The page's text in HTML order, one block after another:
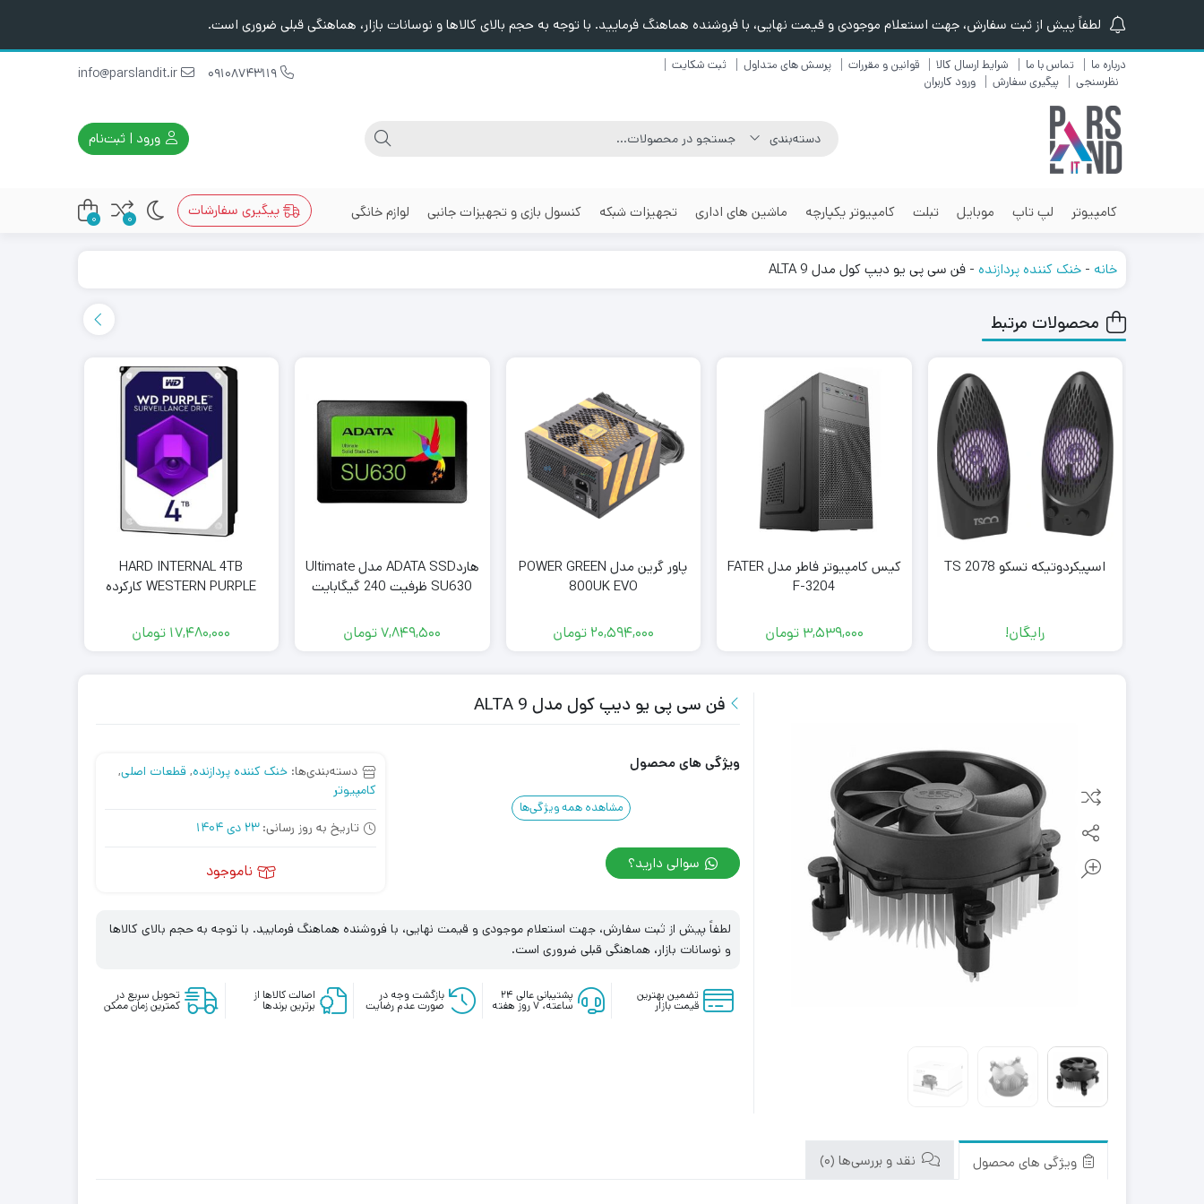
لطفاً پیش از ثبت سفارش، جهت استعلام موجودی و قیمت نهایی، با فروشنده هماهنگ فرمایید. با توجه به حجم بالای کالاها و نوسانات بازار، هماهنگی قبلی ضروری است.
درباره ما تماس با ما شرایط ارسال کالا قوانین و مقررات پرسش های متداول
ثبت شکایت
نظرسنجی
پیگیری سفارش ورود کاربران
ورود | ثبت‌نام
کامپیوتر لپ تاپ موبایل تبلت کامپیوتر یکپارچه ماشین های اداری تجهیزات شبکه کنسول بازی و تجهیزات جانبی لوازم خانگی پیگیری سفارشات 0
0
خانه - خنک کننده پردازنده - فن سی پی یو دیپ کول مدل ALTA 9
محصولات مرتبط
اسپیکردوتیکه تسکو TS 2078
رایگان!
کیس کامپیوتر فاطر مدل FATER
F-3204
3,539,000 تومان
پاور گرین مدل POWER GREEN
800UK EVO
20,594,000 تومان
هاردADATA SSD مدل Ultimate
SU630 ظرفیت 240 گیگابایت
7,849,500تومان
HARD INTERNAL 4TB
WESTERN PURPLE کارکرده
17,480,000 تومان
فن سی پی یو دیپ کول مدل ALTA 9
ویژگی های محصول
مشاهده همه ویژگی‌ها
سوالی دارید؟
دسته‌بندی‌ها: خنک کننده پردازنده, قطعات اصلی,
کامپیوتر
تاریخ به روز رسانی:23 دی 1404
ناموجود
لطفاً پیش از ثبت سفارش، جهت استعلام موجودی و قیمت نهایی، با فروشنده هماهنگ فرمایید. با توجه به حجم بالای کالاها
و نوسانات بازار، هماهنگی قبلی ضروری است.
تضمین بهترین
قیمت بازار
پشتیبانی عالی ۲۴
ساعته، ۷ روز هفته
بازگشت وجه در
صورت عدم رضایت
اصالت کالاها از
برترین برندها
تحویل سریع در
کمترین زمان ممکن
ویژگی های محصول نقد و بررسی‌ها (0)